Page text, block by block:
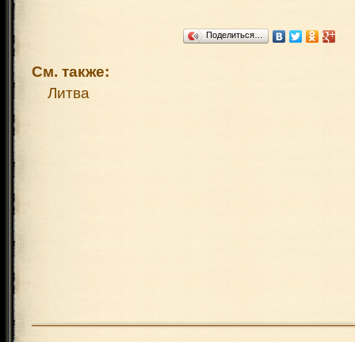
Поделиться…
См. также:
Литва